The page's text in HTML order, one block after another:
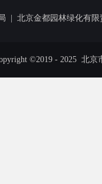
北京金都园林绿化有限
©2019 - 2025 北京